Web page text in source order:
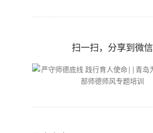
扫一扫，分享到微信